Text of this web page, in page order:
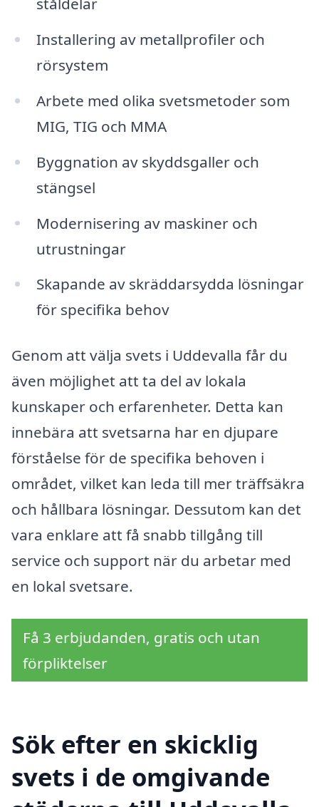
Installering av metallprofiler och
rörsystem
Arbete med olika svetsmetoder som
MIG, TIG och MMA
Byggnation av skyddsgaller och
stängsel
Modernisering av maskiner och
utrustningar
Skapande av skräddarsydda lösningar
för specifika behov
Genom att välja svets i Uddevalla får du
även möjlighet att ta del av lokala
kunskaper och erfarenheter. Detta kan
innebära att svetsarna har en djupare
förståelse för de specifika behoven i
området, vilket kan leda till mer träffsäkra
och hållbara lösningar. Dessutom kan det
vara enklare att få snabb tillgång till
service och support när du arbetar med
en lokal svetsare.
Få 3 erbjudanden, gratis och utan
förpliktelser
Sök efter en skicklig
svets i de omgivande